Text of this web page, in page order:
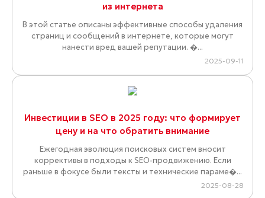
из интернета
В этой статье описаны эффективные способы удаления
страниц и сообщений в интернете, которые могут
нанести вред вашей репутации. �...
2025-09-11
Инвестиции в SEO в 2025 году: что формирует
цену и на что обратить внимание
Ежегодная эволюция поисковых систем вносит
коррективы в подходы к SEO-продвижению. Если
раньше в фокусе были тексты и технические параме�...
2025-08-28